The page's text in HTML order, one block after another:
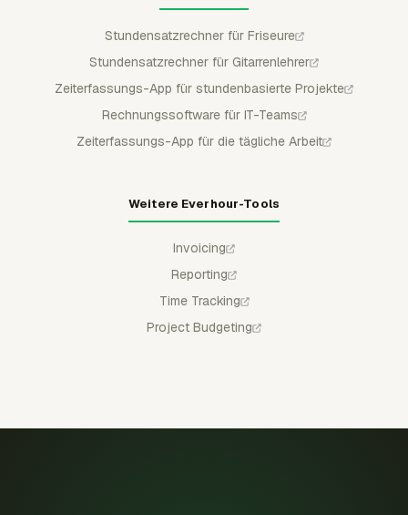
Stundensatzrechner für Friseure
Stundensatzrechner für Gitarrenlehrer
Zeiterfassungs-App für stundenbasierte Projekte
Rechnungssoftware für IT-Teams
Zeiterfassungs-App für die tägliche Arbeit
Weitere Everhour-Tools
Invoicing
Reporting
Time Tracking
Project Budgeting